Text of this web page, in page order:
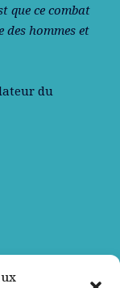
que ce combat
hommes et
du